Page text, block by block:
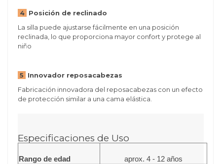
4 Posición de reclinado
La silla puede ajustarse fácilmente en una posición
reclinada, lo que proporciona mayor confort y protege al
niño
5
Innovador reposacabezas
Fabricación innovadora del reposacabezas con un efecto
de protección similar a una cama elástica.
Especificaciones de Uso
Rango de edad aprox. 4 - 12 años